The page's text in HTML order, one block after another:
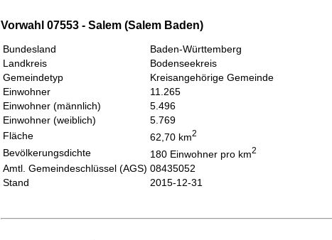
Vorwahl 07553 - Salem (Salem Baden)
Bundesland
Baden-Württemberg
Landkreis
Bodenseekreis
Gemeindetyp
Kreisangehörige Gemeinde
Einwohner
11.265
Einwohner (männlich)
5.496
Einwohner (weiblich)
5.769
Fläche
62,70 km2
Bevölkerungsdichte 180 Einwohner pro km2
Amtl. Gemeindeschlüssel (AGS) 08435052
Stand
2015-12-31